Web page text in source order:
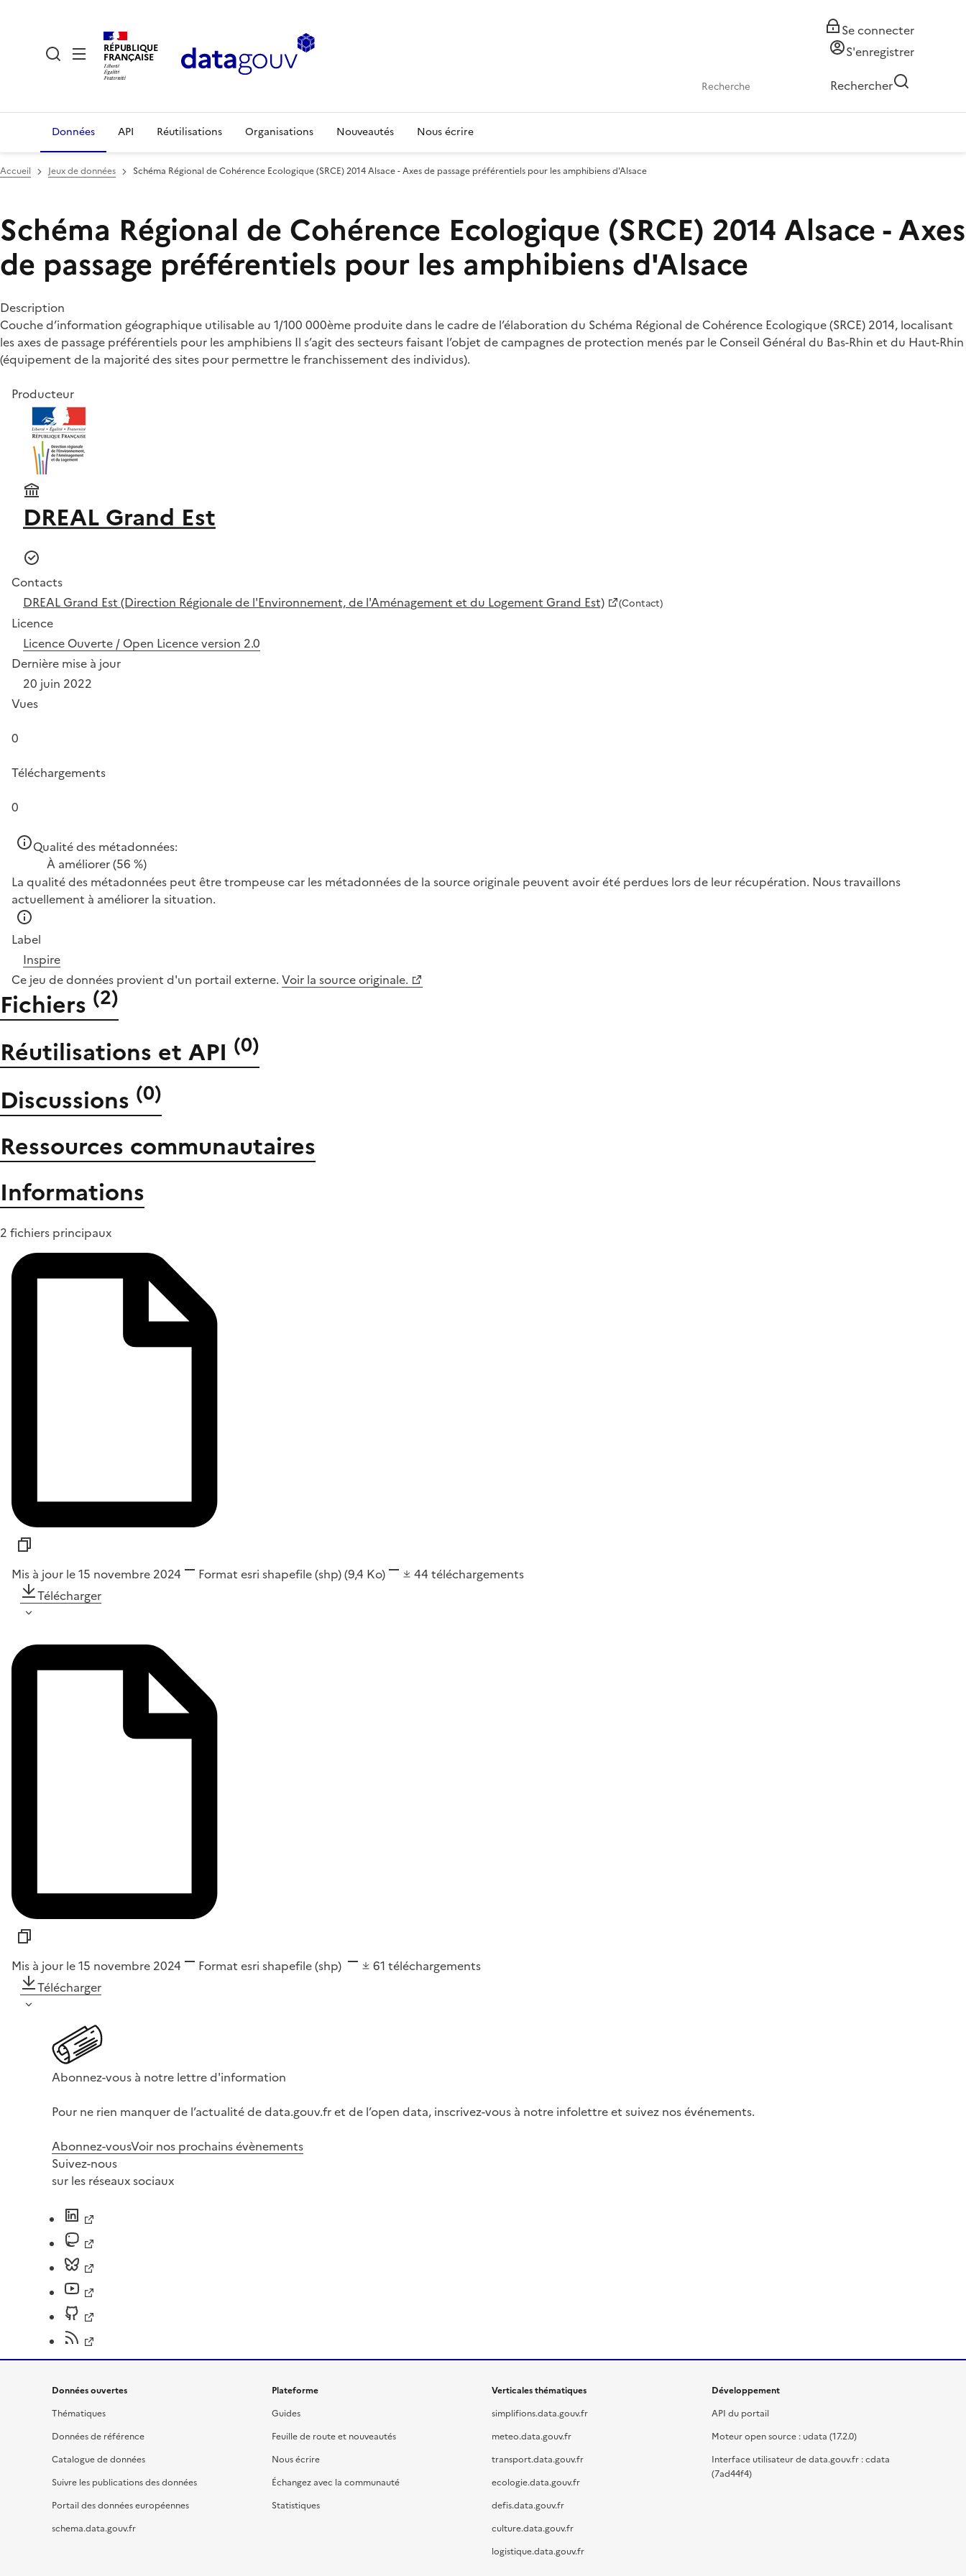
RÉPUBLIQUE
FRANÇAISE
Se connecter
S'enregistrer
Rechercher
Données API Réutilisations Organisations Nouveautés Nous écrire
Accueil Jeux de données Schéma Régional de Cohérence Ecologique (SRCE) 2014 Alsace - Axes de passage préférentiels pour les amphibiens d'Alsace
Schéma Régional de Cohérence Ecologique (SRCE) 2014 Alsace - Axes
de passage préférentiels pour les amphibiens d'Alsace
Description
Couche d’information géographique utilisable au 1/100 000ème produite dans le cadre de l’élaboration du Schéma Régional de Cohérence Ecologique (SRCE) 2014, localisant
les axes de passage préférentiels pour les amphibiens Il s’agit des secteurs faisant l’objet de campagnes de protection menés par le Conseil Général du Bas-Rhin et du Haut-Rhin
(équipement de la majorité des sites pour permettre le franchissement des individus).
Producteur
DREAL Grand Est
Contacts
DREAL Grand Est (Direction Régionale de l'Environnement, de l'Aménagement et du Logement Grand Est)
(Contact)
Licence
Licence Ouverte / Open Licence version 2.0
Dernière mise à jour
20 juin 2022
Vues
0
Téléchargements
0
Qualité des métadonnées:
À améliorer(56 %)
La qualité des métadonnées peut être trompeuse car les métadonnées de la source originale peuvent avoir été perdues lors de leur récupération. Nous travaillons
actuellement à améliorer la situation.
Label
Inspire
Ce jeu de données provient d'un portail externe. Voir la source originale.
Fichiers (2)
Réutilisations et API (0)
Discussions (0)
Ressources communautaires
Informations
2 fichiers principaux
Mis à jour le 15 novembre 2024 Format esri shapefile (shp)(9,4 Ko) 44 téléchargements
Télécharger
Mis à jour le 15 novembre 2024 Format esri shapefile (shp) 61 téléchargements
Télécharger
Abonnez-vous à notre lettre d'information
Pour ne rien manquer de l’actualité de data.gouv.fr et de l’open data, inscrivez-vous à notre infolettre et suivez nos événements.
Abonnez-vousVoir nos prochains évènements
Suivez-nous
sur les réseaux sociaux
Données ouvertes
Thématiques
Données de référence
Catalogue de données
Suivre les publications des données
Portail des données européennes
schema.data.gouv.fr
Plateforme
Guides
Feuille de route et nouveautés
Nous écrire
Échangez avec la communauté
Statistiques
Verticales thématiques
simplifions.data.gouv.fr
meteo.data.gouv.fr
transport.data.gouv.fr
ecologie.data.gouv.fr
defis.data.gouv.fr
culture.data.gouv.fr
logistique.data.gouv.fr
Développement
API du portail
Moteur open source : udata (17.2.0)
Interface utilisateur de data.gouv.fr : cdata
(7ad44f4)